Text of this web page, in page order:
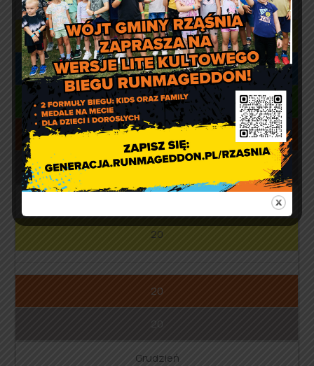
16
16
16
2, 16
2, 16
20
20
20
Grudzień